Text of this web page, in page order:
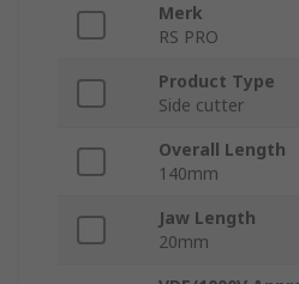
Merk
RS PRO
Product Type
Side cutter
Overall Length
140mm
Jaw Length
20mm